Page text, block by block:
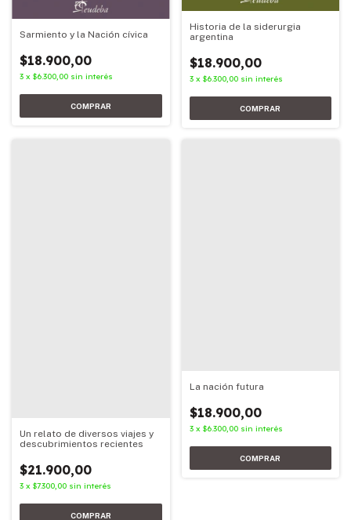
Sarmiento y la Nación cívica
$18.900,00
3 x $6.300,00 sin interés
Historia de la siderurgia
argentina
$18.900,00
3 x $6.300,00 sin interés
Un relato de diversos viajes y
descubrimientos recientes
$21.900,00
3 x $7.300,00 sin interés
La nación futura
$18.900,00
3 x $6.300,00 sin interés